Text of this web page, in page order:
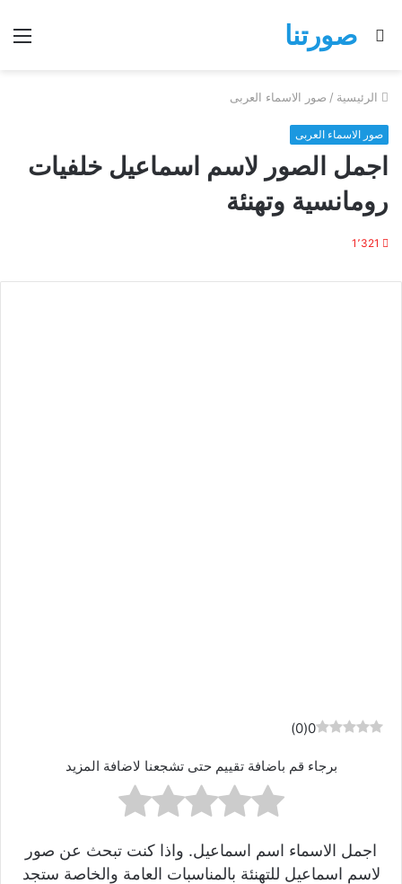
صورتنا
بحث
الرئيسية / صور الاسماء العربى
صور الاسماء العربى
اجمل الصور لاسم اسماعيل خلفيات
رومانسية وتهنئة
1٬321
0
(
0
)
برجاء قم باضافة تقييم حتى تشجعنا لاضافة المزيد
اجمل الاسماء اسم اسماعيل. واذا كنت تبحث عن صور
لاسم اسماعيل للتهنئة بالمناسبات العامة والخاصة ستجد